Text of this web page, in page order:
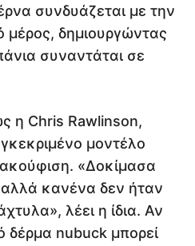
συνδυάζεται με την
μέρος, δημιουργώντας
συναντάται σε
η Chris Rawlinson,
μοντέλο
«Δοκίμασα
κανένα δεν ήταν
λέει η ίδια. Αν
δέρμα nubuck μπορεί